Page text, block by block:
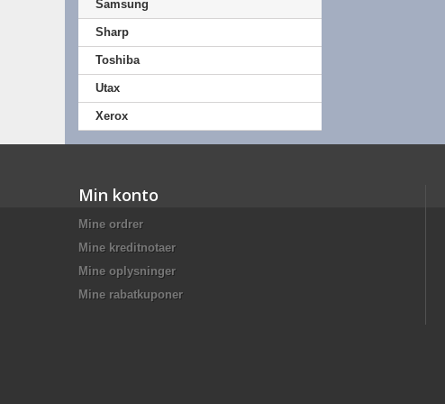
Samsung
Sharp
Toshiba
Utax
Xerox
Min konto
Mine ordrer
Mine kreditnotaer
Mine oplysninger
Mine rabatkuponer